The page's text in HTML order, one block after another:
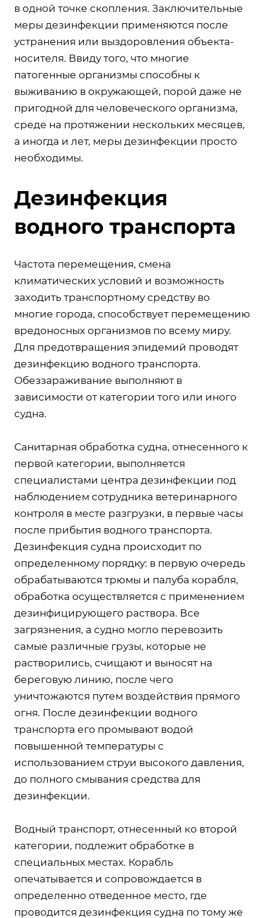
в одной точке скопления. Заключительные
меры дезинфекции применяются после
устранения или выздоровления объекта-
носителя. Ввиду того, что многие
патогенные организмы способны к
выживанию в окружающей, порой даже не
пригодной для человеческого организма,
среде на протяжении нескольких месяцев,
а иногда и лет, меры дезинфекции просто
необходимы.
Дезинфекция
водного транспорта
Частота перемещения, смена
климатических условий и возможность
заходить транспортному средству во
многие города, способствует перемещению
вредоносных организмов по всему миру.
Для предотвращения эпидемий проводят
дезинфекцию водного транспорта.
Обеззараживание выполняют в
зависимости от категории того или иного
судна.
Санитарная обработка судна, отнесенного к
первой категории, выполняется
специалистами центра дезинфекции под
наблюдением сотрудника ветеринарного
контроля в месте разгрузки, в первые часы
после прибытия водного транспорта.
Дезинфекция судна происходит по
определенному порядку: в первую очередь
обрабатываются трюмы и палуба корабля,
обработка осуществляется с применением
дезинфицирующего раствора. Все
загрязнения, а судно могло перевозить
самые различные грузы, которые не
растворились, счищают и выносят на
береговую линию, после чего
уничтожаются путем воздействия прямого
огня. После дезинфекции водного
транспорта его промывают водой
повышенной температуры с
использованием струи высокого давления,
до полного смывания средства для
дезинфекции.
Водный транспорт, отнесенный ко второй
категории, подлежит обработке в
специальных местах. Корабль
опечатывается и сопровождается в
определенно отведенное место, где
проводится дезинфекция судна по тому же